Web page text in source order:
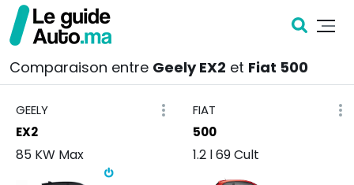
Comparaison entre Geely EX2 et Fiat 500
GEELY
EX2
85 KW Max
FIAT
500
1.2 l 69 Cult